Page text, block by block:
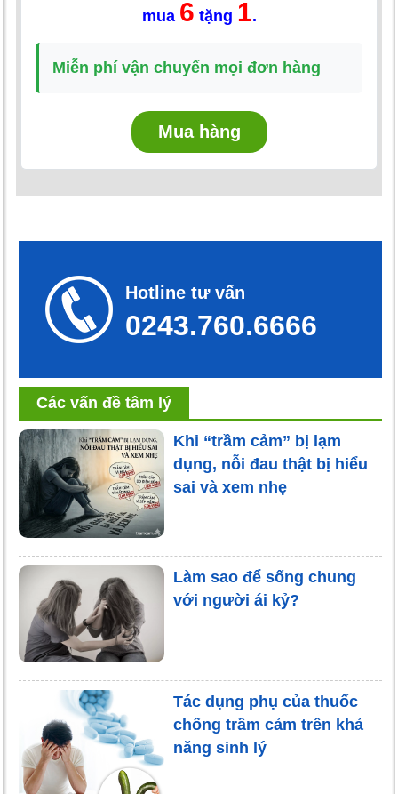
mua 6 tặng 1.
Miễn phí vận chuyển mọi đơn hàng
Mua hàng
Hotline tư vấn
0243.760.6666
Các vấn đề tâm lý
Khi “trầm cảm” bị lạm
dụng, nỗi đau thật bị hiểu
sai và xem nhẹ
Làm sao để sống chung
với người ái kỷ?
Tác dụng phụ của thuốc
chống trầm cảm trên khả
năng sinh lý